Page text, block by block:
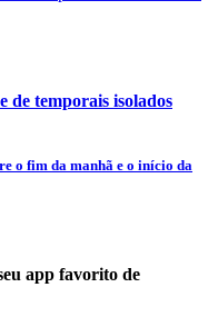
de temporais isolados
o fim da manhã e o início da
app favorito de